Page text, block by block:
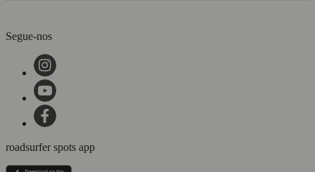
Segue-nos
roadsurfer spots app